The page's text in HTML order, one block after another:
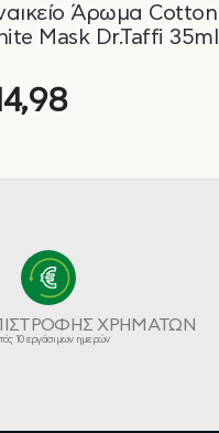
Άρωμα Cotton
White Mask Dr.Taffi 35ml
ΧΡΗΜΑΤΩΝ
10 εργάσιμων ημερών